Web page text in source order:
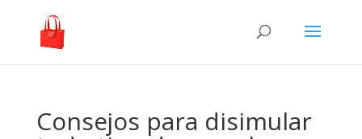
Consejos para disimular